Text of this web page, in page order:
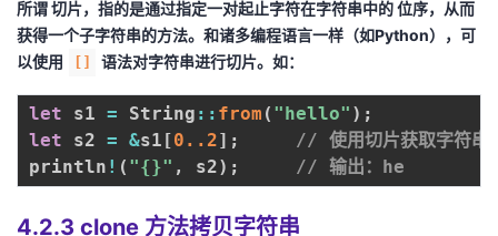
所谓切片，指的是通过指定一对起止字符在字符串中的位序，从而
获得一个子字符串的方法。和诸多编程语言一样（如Python），可
以使用
[] 语法对字符串进行切片。如：
let s1 = String : : from ( "hello" ) ;
let s2 = &s1 [0. .2] ;
// 使用切片获取字符串
println ! ( "{}" , s2) ; // 输出：he
4.2.3 clone 方法拷贝字符串